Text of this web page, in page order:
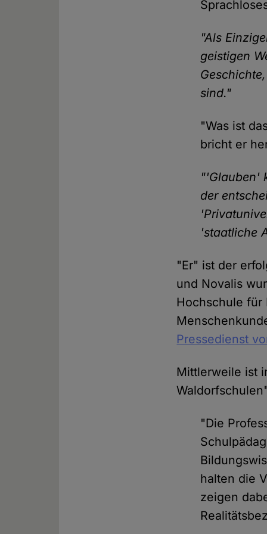
"Als
geistigen
sind."
"Was ist
bricht er
"'Glauben'
der
'staatliche
"Er" ist der
und Novalis
Hochschule für
Pressedienst
Mittlerweile ist
"Die
halten die
zeigen